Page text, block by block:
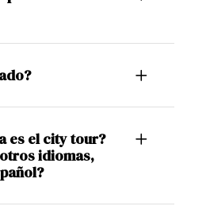
es el city tour?
idiomas,